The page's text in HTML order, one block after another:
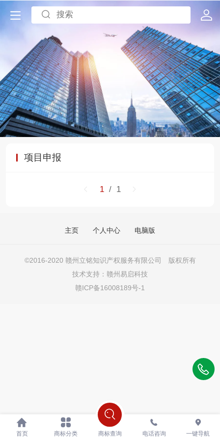
项目申报
1 / 1
主页 个人中心 电脑版
©2016-2020 赣州立铭知识产权服务有限公司 版权所有
技术支持： 赣州易启科技
赣ICP备16008189号-1
首页 商标分类 商标查询 电话咨询 一键导航